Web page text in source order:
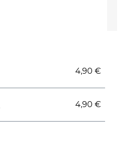
4,90 €
4,90 €